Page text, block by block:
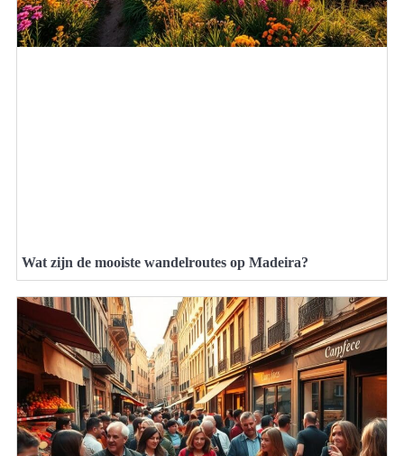
Wat zijn de mooiste wandelroutes op Madeira?